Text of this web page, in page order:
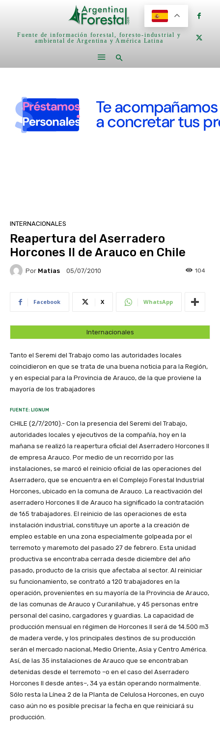
Fuente de información forestal, foresto-industrial y
ambiental de Argentina y América Latina
INTERNACIONALES
Reapertura del Aserradero
Horcones II de Arauco en Chile
Por Matias 05/07/2010 104
Facebook X WhatsApp
Internacionales
Tanto el Seremi del Trabajo como las autoridades locales
coincidieron en que se trata de una buena noticia para la Región,
y en especial para la Provincia de Arauco, de la que proviene la
mayoría de los trabajadores
FUENTE: LIGNUM
CHILE (2/7/2010).- Con la presencia del Seremi del Trabajo,
autoridades locales y ejecutivos de la compañía, hoy en la
mañana se realizó la reapertura oficial del Aserradero Horcones II
de empresa Arauco. Por medio de un recorrido por las
instalaciones, se marcó el reinicio oficial de las operaciones del
Aserradero, que se encuentra en el Complejo Forestal Industrial
Horcones, ubicado en la comuna de Arauco. La reactivación del
aserradero Horcones II de Arauco ha significado la contratación
de 165 trabajadores. El reinicio de las operaciones de esta
instalación industrial, constituye un aporte a la creación de
empleo estable en una zona especialmente golpeada por el
terremoto y maremoto del pasado 27 de febrero. Esta unidad
productiva se encontraba cerrada desde diciembre del año
pasado, producto de la crisis que afectaba al sector. Al reiniciar
su funcionamiento, se contrató a 120 trabajadores en la
operación, provenientes en su mayoría de la Provincia de Arauco,
de las comunas de Arauco y Curanilahue, y 45 personas entre
personal del casino, cargadores y guardias. La capacidad de
producción mensual en régimen de Horcones II será de 14.500 m3
de madera verde, y los principales destinos de su producción
serán el mercado nacional, Medio Oriente, Asia y Centro América.
Así, de las 35 instalaciones de Arauco que se encontraban
detenidas desde el terremoto –o en el caso del Aserradero
Horcones II desde antes–, 34 ya están operando normalmente.
Sólo resta la Línea 2 de la Planta de Celulosa Horcones, en cuyo
caso aún no es posible precisar la fecha en que reiniciará su
producción.